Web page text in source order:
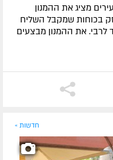
מציג את ההמנון
בכוחות שמקבל השליח
לרבי. את ההמנון מבצעים
חדשות »